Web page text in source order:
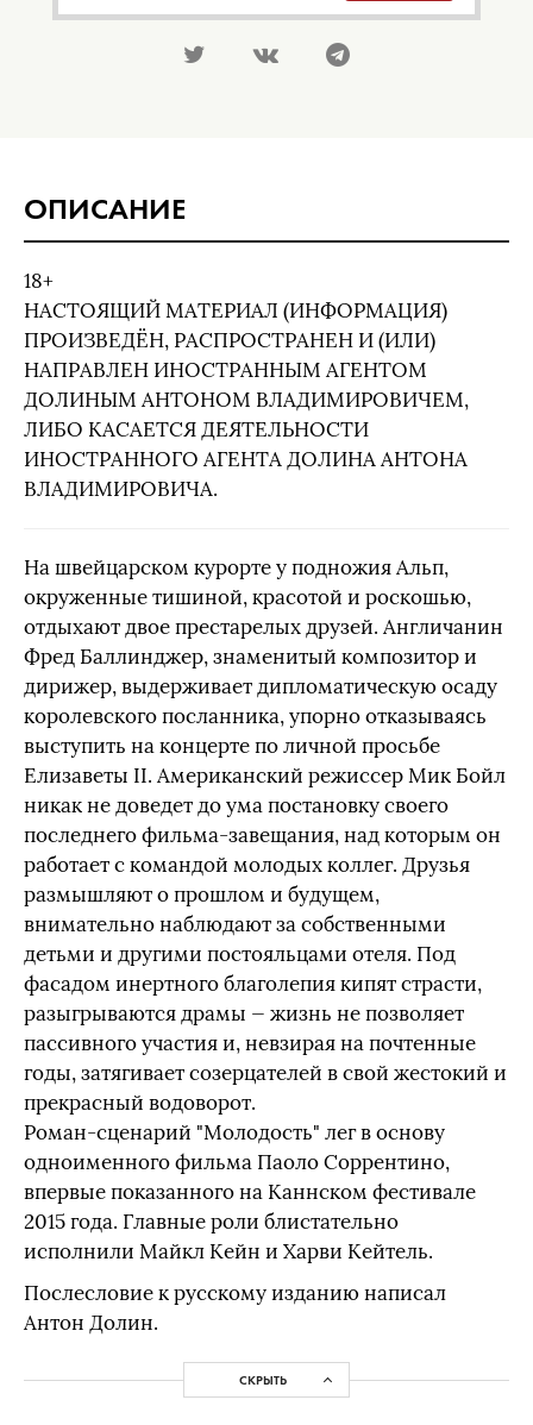
ОПИСАНИЕ
18+
НАСТОЯЩИЙ МАТЕРИАЛ (ИНФОРМАЦИЯ)
ПРОИЗВЕДЁН, РАСПРОСТРАНЕН И (ИЛИ)
НАПРАВЛЕН ИНОСТРАННЫМ АГЕНТОМ
ДОЛИНЫМ АНТОНОМ ВЛАДИМИРОВИЧЕМ,
ЛИБО КАСАЕТСЯ ДЕЯТЕЛЬНОСТИ
ИНОСТРАННОГО АГЕНТА ДОЛИНА АНТОНА
ВЛАДИМИРОВИЧА.
На швейцарском курорте у подножия Альп,
окруженные тишиной, красотой и роскошью,
отдыхают двое престарелых друзей. Англичанин
Фред Баллинджер, знаменитый композитор и
дирижер, выдерживает дипломатическую осаду
королевского посланника, упорно отказываясь
выступить на концерте по личной просьбе
Елизаветы II. Американский режиссер Мик Бойл
никак не доведет до ума постановку своего
последнего фильма-завещания, над которым он
работает с командой молодых коллег. Друзья
размышляют о прошлом и будущем,
внимательно наблюдают за собственными
детьми и другими постояльцами отеля. Под
фасадом инертного благолепия кипят страсти,
разыгрываются драмы — жизнь не позволяет
пассивного участия и, невзирая на почтенные
годы, затягивает созерцателей в свой жестокий и
прекрасный водоворот.
Роман-сценарий "Молодость" лег в основу
одноименного фильма Паоло Соррентино,
впервые показанного на Каннском фестивале
2015 года. Главные роли блистательно
исполнили Майкл Кейн и Харви Кейтель.
Послесловие к русскому изданию написал
Антон Долин.
СКРЫТЬ